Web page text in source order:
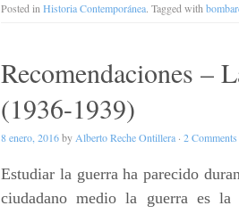
Posted in Historia Contemporánea. Tagged with
Recomendaciones –
(1936-1939)
8 enero, 2016by Alberto Reche Ontillera · 2 Comments
Estudiar la guerra ha parecido
ciudadano medio la guerra es